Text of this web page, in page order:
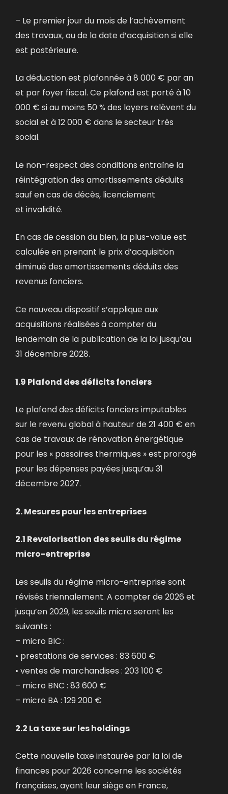
– Le premier jour du mois de l’achèvement
des travaux, ou de la date d’acquisition si elle
est postérieure.
La déduction est plafonnée à 8 000 € par an
et par foyer fiscal. Ce plafond est porté à 10
000 € si au moins 50 % des loyers relèvent du
social et à 12 000 € dans le secteur très
social.
Le non-respect des conditions entraîne la
réintégration des amortissements déduits
sauf en cas de décès, licenciement
et invalidité.
En cas de cession du bien, la plus-value est
calculée en prenant le prix d’acquisition
diminué des amortissements déduits des
revenus fonciers.
Ce nouveau dispositif s’applique aux
acquisitions réalisées à compter du
lendemain de la publication de la loi jusqu’au
31 décembre 2028.
1.9 Plafond des déficits fonciers
Le plafond des déficits fonciers imputables
sur le revenu global à hauteur de 21 400 € en
cas de travaux de rénovation énergétique
pour les « passoires thermiques » est prorogé
pour les dépenses payées jusqu’au 31
décembre 2027.
2. Mesures pour les entreprises
2.1 Revalorisation des seuils du régime
micro-entreprise
Les seuils du régime micro-entreprise sont
révisés triennalement. A compter de 2026 et
jusqu’en 2029, les seuils micro seront les
suivants :
– micro BIC :
• prestations de services : 83 600 €
• ventes de marchandises : 203 100 €
– micro BNC : 83 600 €
– micro BA : 129 200 €
2.2 La taxe sur les holdings
Cette nouvelle taxe instaurée par la loi de
finances pour 2026 concerne les sociétés
françaises, ayant leur siège en France,